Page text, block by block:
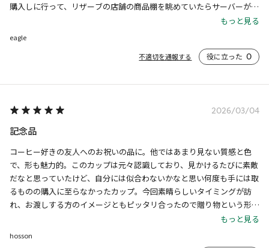
購入しに行って、リザーブの店舗の商品棚を眺めていたらサーバーが飾
色みが良くて派手さがない落ち着いた風合い。
ソーサーもあったらよかったなと思いましたが敷物を探したり作ったり
もっと見る
eagle
不適切を通報する 役に立った 0
2026/03/04
記念品
コーヒー好きの友人へのお祝いの品に。他ではあまり見ない質感と色
で、形も魅力的。このカップは元々認識しており、見かけるたびに素敵
だなと思っていたけど、自分には似合わないかなと思い何度も手には取
るものの購入に至らなかったカップ。今回素晴らしいタイミングが訪
れ、お渡しする方のイメージともピッタリ合ったので贈り物という形で
チョイスすることが出来ました。おめでとうございます。あなたのコー
ヒーライフが更に豊かになりますように！
もっと見る
hosson